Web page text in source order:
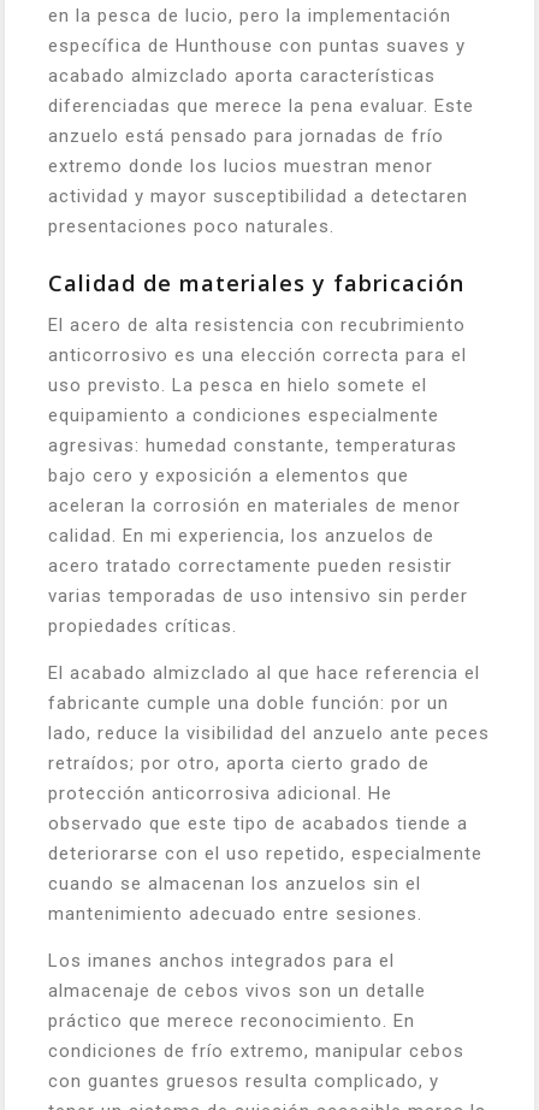
en la pesca de lucio, pero la implementación
específica de Hunthouse con puntas suaves y
acabado almizclado aporta características
diferenciadas que merece la pena evaluar. Este
anzuelo está pensado para jornadas de frío
extremo donde los lucios muestran menor
actividad y mayor susceptibilidad a detectaren
presentaciones poco naturales.
Calidad de materiales y fabricación
El acero de alta resistencia con recubrimiento
anticorrosivo es una elección correcta para el
uso previsto. La pesca en hielo somete el
equipamiento a condiciones especialmente
agresivas: humedad constante, temperaturas
bajo cero y exposición a elementos que
aceleran la corrosión en materiales de menor
calidad. En mi experiencia, los anzuelos de
acero tratado correctamente pueden resistir
varias temporadas de uso intensivo sin perder
propiedades críticas.
El acabado almizclado al que hace referencia el
fabricante cumple una doble función: por un
lado, reduce la visibilidad del anzuelo ante peces
retraídos; por otro, aporta cierto grado de
protección anticorrosiva adicional. He
observado que este tipo de acabados tiende a
deteriorarse con el uso repetido, especialmente
cuando se almacenan los anzuelos sin el
mantenimiento adecuado entre sesiones.
Los imanes anchos integrados para el
almacenaje de cebos vivos son un detalle
práctico que merece reconocimiento. En
condiciones de frío extremo, manipular cebos
con guantes gruesos resulta complicado, y